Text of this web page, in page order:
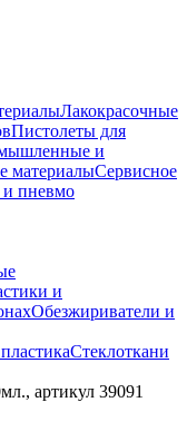
Лакокрасочные
Пистолеты для
и
материалыСервисное
и пневмо
и
Обезжириватели и
Стеклоткани
артикул 39091